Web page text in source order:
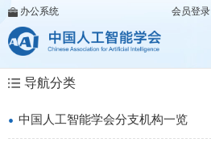
办公系统 会员登录
导航分类
• 中国人工智能学会分支机构一览